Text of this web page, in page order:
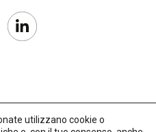
utilizzano cookie o